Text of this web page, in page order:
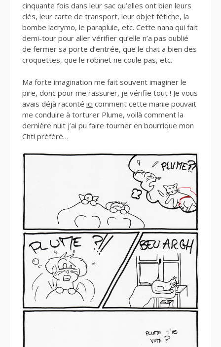
cinquante fois dans leur sac qu’elles ont bien leurs
clés, leur carte de transport, leur objet fétiche, la
bombe lacrymo, le parapluie, etc. Cette nana qui fait
demi-tour pour aller vérifier qu’elle n’a pas oublié
de fermer sa porte d’entrée, que le chat a bien des
croquettes, que le robinet ne coule pas, etc.
Ma forte imagination me fait souvent imaginer le
pire, donc pour me rassurer, je vérifie tout ! Je vous
avais déjà raconté ici comment cette manie pouvait
me conduire à torturer Plume, voilà comment la
dernière nuit j’ai pu faire tourner en bourrique mon
Chti préféré…